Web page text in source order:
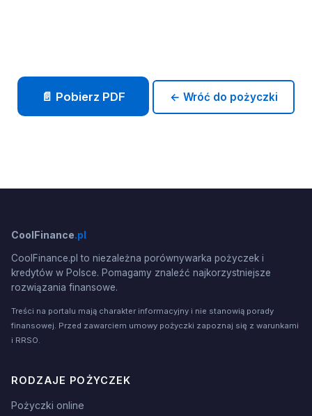
📄 Pobierz PDF ← Wróć do pożyczki
CoolFinance.pl
CoolFinance.pl to niezależna porównywarka pożyczek i
kredytów w Polsce. Pomagamy znaleźć najkorzystniejsze
rozwiązania finansowe.
Treści na portalu mają charakter informacyjny i nie stanowią porady
finansowej. Przed zawarciem umowy pożyczki zapoznaj się z warunkami
i RRSO.
RODZAJE POŻYCZEK
Pożyczki online